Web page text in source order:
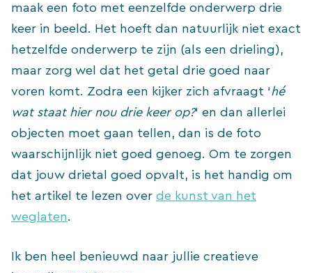
maak een foto met eenzelfde onderwerp drie
keer in beeld. Het hoeft dan natuurlijk niet exact
hetzelfde onderwerp te zijn (als een drieling),
maar zorg wel dat het getal drie goed naar
voren komt. Zodra een kijker zich afvraagt ‘hé
wat staat hier nou drie keer op?‘ en dan allerlei
objecten moet gaan tellen, dan is de foto
waarschijnlijk niet goed genoeg. Om te zorgen
dat jouw drietal goed opvalt, is het handig om
het artikel te lezen over de kunst van het
weglaten.
Ik ben heel benieuwd naar jullie creatieve